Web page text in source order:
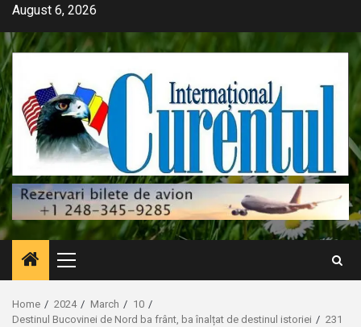
Skip
content
August 6, 2026
Primary
Menu
Home 2024 March
10
Destinul Bucovinei de Nord ba frânt, ba înalțat de destinul istoriei
231